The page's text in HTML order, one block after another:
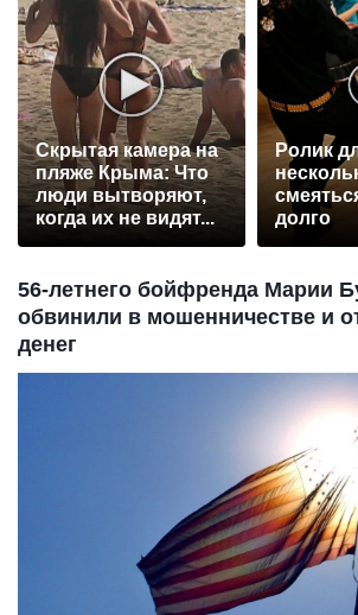
Скрытая камера на
пляже Крыма: Что
люди вытворяют,
когда их не видят...
Ролик
долго
56-летнего бойфренда Марии
обвинили в мошенничестве и
денег